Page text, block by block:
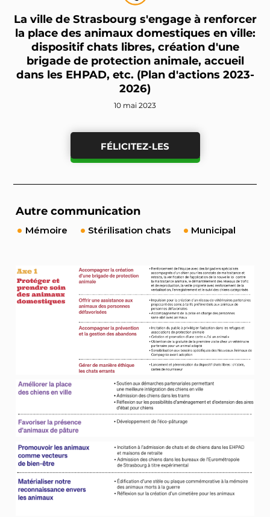
La ville de Strasbourg s'engage à renforcer
la place des animaux domestiques en ville:
dispositif chats libres, création d'une
brigade de protection animale, accueil
dans les EHPAD, etc. (Plan d'actions 2023-
2026)
10 mai 2023
FÉLICITEZ-LES
Autre communication
Mémoire Stérilisation chats Municipal